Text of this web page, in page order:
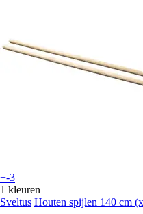
+-3
1 kleuren
Sveltus Houten spijlen 140 cm